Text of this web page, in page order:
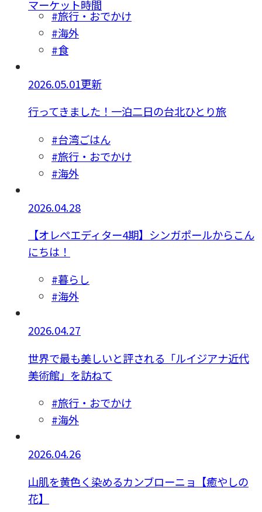
マーケット時間
#旅行・おでかけ
#海外
#食
2026.05.01更新
行ってきました！一泊二日の台北ひとり旅
#台湾ごはん
#旅行・おでかけ
#海外
2026.04.28
【オレぺエディター4期】シンガポールからこん
にちは！
#暮らし
#海外
2026.04.27
世界で最も美しいと評される「ルイジアナ近代
美術館」を訪ねて
#旅行・おでかけ
#海外
2026.04.26
山肌を黄色く染めるカンブローニョ【癒やしの
花】